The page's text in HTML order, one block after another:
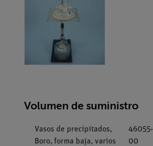
Volumen de suministro
Vasos de precipitados,
Boro, forma baja, varios
46055-
00